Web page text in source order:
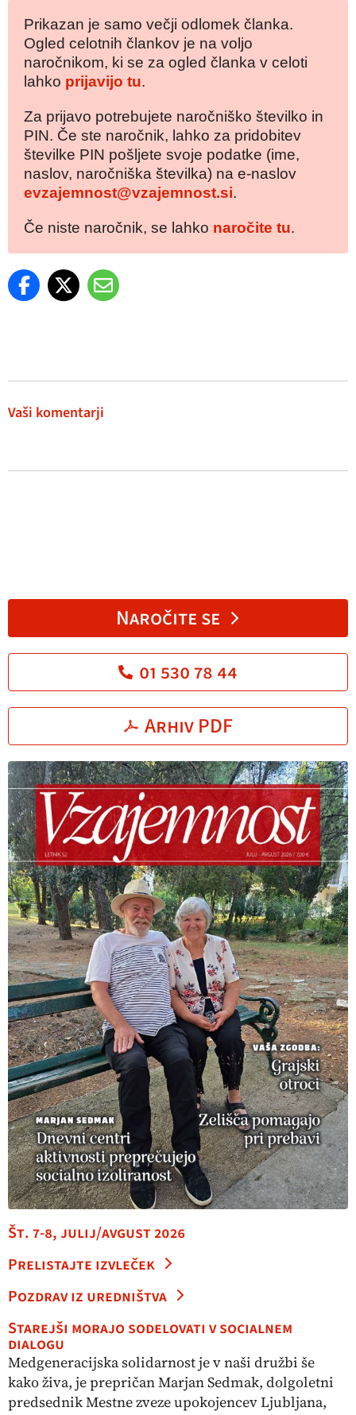
Prikazan je samo večji odlomek članka.
Ogled celotnih člankov je na voljo
naročnikom, ki se za ogled članka v celoti
lahko prijavijo tu.
Za prijavo potrebujete naročniško številko in
PIN. Če ste naročnik, lahko za pridobitev
številke PIN pošljete svoje podatke (ime,
naslov, naročniška številka) na e-naslov
evzajemnost@vzajemnost.si.
Če niste naročnik, se lahko naročite tu.
Vaši komentarji
Naročite se
01 530 78 44
Arhiv PDF
Št. 7-8, julij/avgust 2026
Prelistajte izvleček
Pozdrav iz uredništva
Starejši morajo sodelovati v socialnem
dialogu
Medgeneracijska solidarnost je v naši družbi še
kako živa, je prepričan Marjan Sedmak, dolgoletni
predsednik Mestne zveze upokojencev Ljubljana,